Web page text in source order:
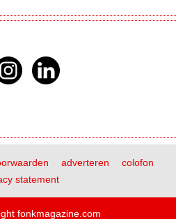
adverteren
colofon
statement
fonkmagazine.com